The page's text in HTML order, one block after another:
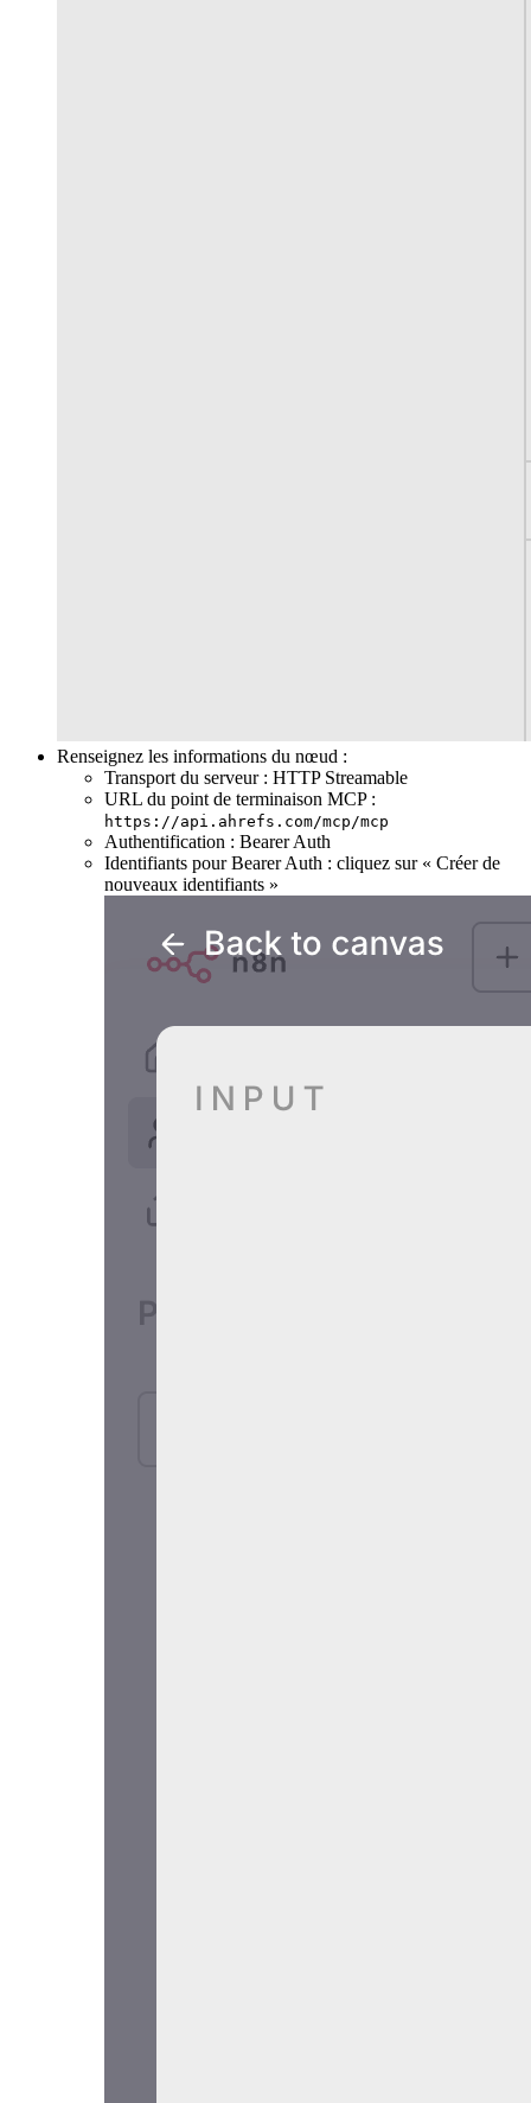
Renseignez les informations du nœud :
Transport du serveur : HTTP Streamable
URL du point de terminaison MCP :
https://api.ahrefs.com/mcp/mcp
Authentification : Bearer Auth
Identifiants pour Bearer Auth : cliquez sur « Créer de
nouveaux identifiants »